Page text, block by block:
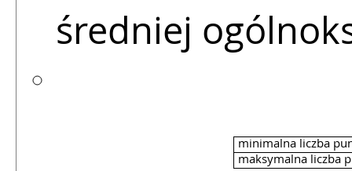
średniej
minimalna liczba
maksymalna liczba